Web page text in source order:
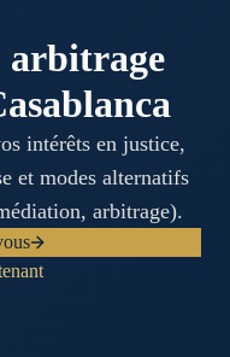
arbitrage
intérêts en justice,
et modes alternatifs
arbitrage).